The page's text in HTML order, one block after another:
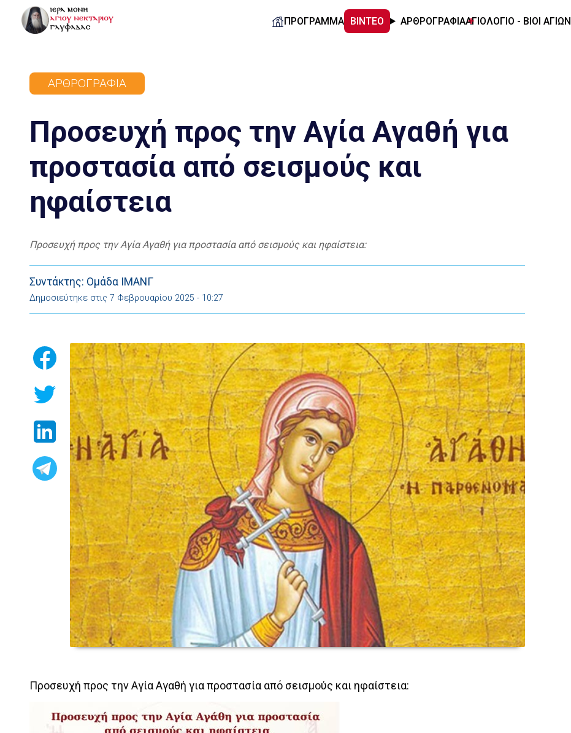
ΠΡΟΓΡΑΜΜΑ ΒΙΝΤΕΟ ΑΡΘΡΟΓΡΑΦΙΑΑΓΙΟΛΟΓΙΟ - ΒΙΟΙ ΑΓΙΩΝ
ΑΡΘΡΟΓΡΑΦΊΑ
Προσευχή προς την Αγία Αγαθή για
προστασία από σεισμούς και
ηφαίστεια
Προσευχή προς την Αγία Αγαθή για προστασία από σεισμούς και ηφαίστεια:
Συντάκτης: Ομάδα ΙΜΑΝΓ
Δημοσιεύτηκε στις 7 Φεβρουαρίου 2025 - 10:27
Προσευχή προς την Αγία Αγαθή για προστασία από σεισμούς και ηφαίστεια: